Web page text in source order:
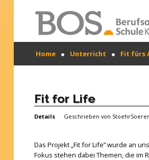
Warning: "continue" targeting switch
to "break". Did you mean to use
/mnt/web417/e3/61/59568561/
Unterricht
SUCHEN
Home Unterricht Fit fürs
Fit for Life
Details Geschrieben von
Das Projekt „Fit for Life” wurde an
Fokus stehen dabei Themen, die im